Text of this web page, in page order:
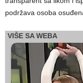
podržava osoba